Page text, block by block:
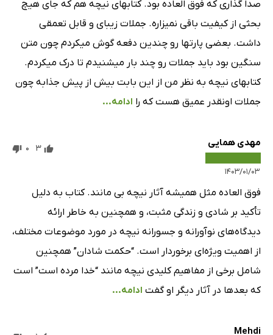
صدا گذاری که فوق العاده بود. کتابهای نیچه هم که جای هیچ
بحثی از کیفیت باقی نمیزاره. جملات زیبای و قابل تعمقی
داشت. بعضی پارتها رو چندین دفعه گوش میکردم چون متن
سنگین بود باید جملات رو چند بار میشنیدم تا درک میکردم.
کتابهای نیچه به نظر من از این بابت بیش از پیش جذابه چون
جملات اونقدر عمیق هست که را ادامه...
مهدی همایی
۱۴۰۳/۰۱/۰۳
3
0
فوق العاده مثل همیشه آثار نیچه بی مانند. کتاب به دلیل
تأکید بر شادی و زندگی مثبت، و همچنین به خاطر ارائه
دیدگاه‌های نوآورانه و جسورانه نیچه در مورد موضوعات مختلف،
از اهمیت ویژه‌ای برخوردار است. “حکمت شادان” همچنین
شامل برخی از مفاهیم کلیدی نیچه مانند “خدا مرده است” است
که بعدها در آثار دیگر او گفت ادامه...
Mehdi